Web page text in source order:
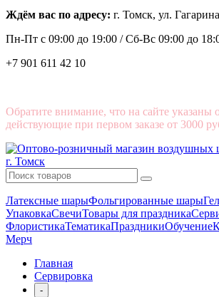
Ждём вас по адресу: г. Томск, ул.
Пн-Пт с 09:00 до 19:00 /Сб-Вс 09:00 до
+7 901 611 42 10
Обратите внимание, что на сайте указаны
действующие при первом заказе от 3000
Латексные шарыФольгированные шары
УпаковкаСвечиТовары для праздника
ФлористикаТематикаПраздникиОбучение
Мерч
Главная
Сервировка
-